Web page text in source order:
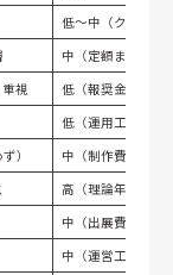
低〜中（クリック
中（定額または成
視
低（報奨金のみ）
低（運用工数あり
）
中（制作費）
高（理論年収の30
中（出展費）
中（運営工数あり